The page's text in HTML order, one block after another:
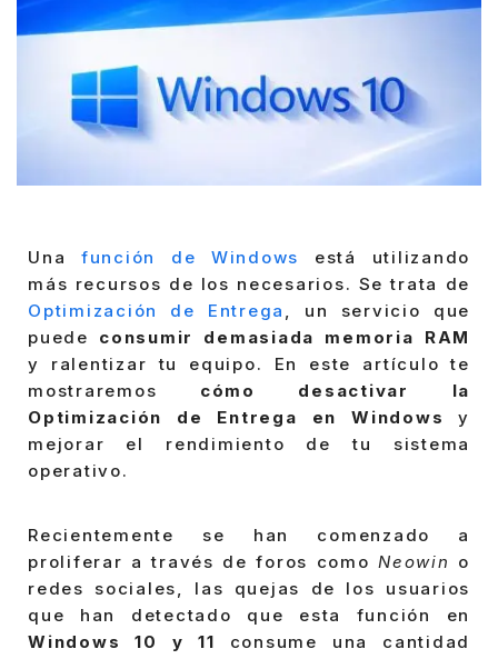
Una función de Windows
está utilizando
más recursos de los necesarios. Se trata de
Optimización de Entrega , un servicio que
puede consumir demasiada memoria RAM
y ralentizar tu equipo. En este artículo te
mostraremos cómo desactivar la
Optimización de Entrega en Windowsy
mejorar el rendimiento de tu sistema
operativo.
Recientemente se han comenzado a
proliferar a través de foros comoNeowin o
redes sociales, las quejas de los usuarios
que han detectado que esta función en
Windows 10 y 11 consume una cantidad